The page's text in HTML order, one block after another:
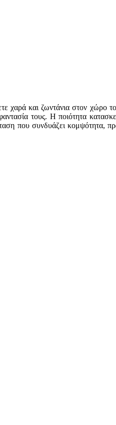
χαρά και ζωντάνια στον χώρο
τους. Η ποιότητα
που συνδυάζει